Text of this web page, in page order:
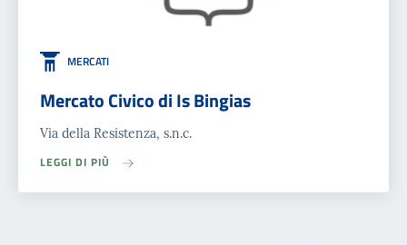
MERCATI
Mercato Civico di Is Bingias
Via della Resistenza, s.n.c.
LEGGI DI PIÙ